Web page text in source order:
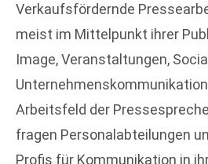
Verkaufsfördernde
meist im Mittelpunkt ihrer
Image, Veranstaltungen,
Arbeitsfeld der
fragen Personalabteilungen
Profis für Kommunikation in